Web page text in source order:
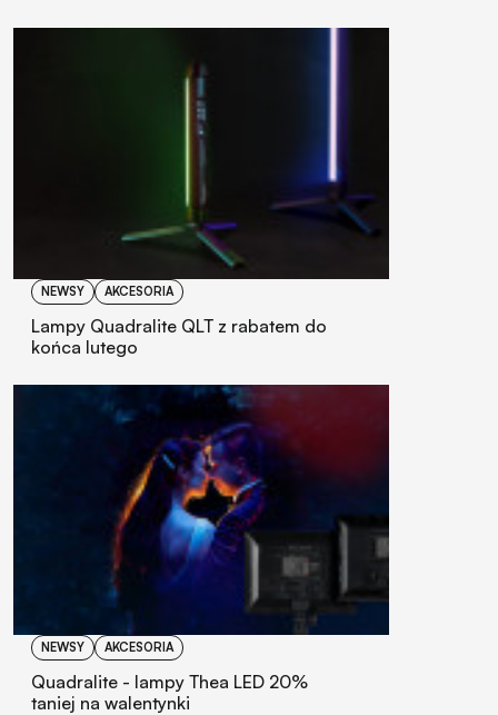
NEWSY AKCESORIA
Lampy Quadralite QLT z rabatem do
końca lutego
NEWSY AKCESORIA
Quadralite - lampy Thea LED 20%
taniej na walentynki